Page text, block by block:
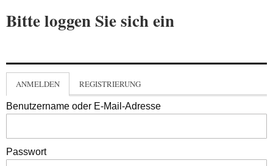
Bitte loggen Sie sich ein
ANMELDEN REGISTRIERUNG
Benutzername oder E-Mail-Adresse
Passwort